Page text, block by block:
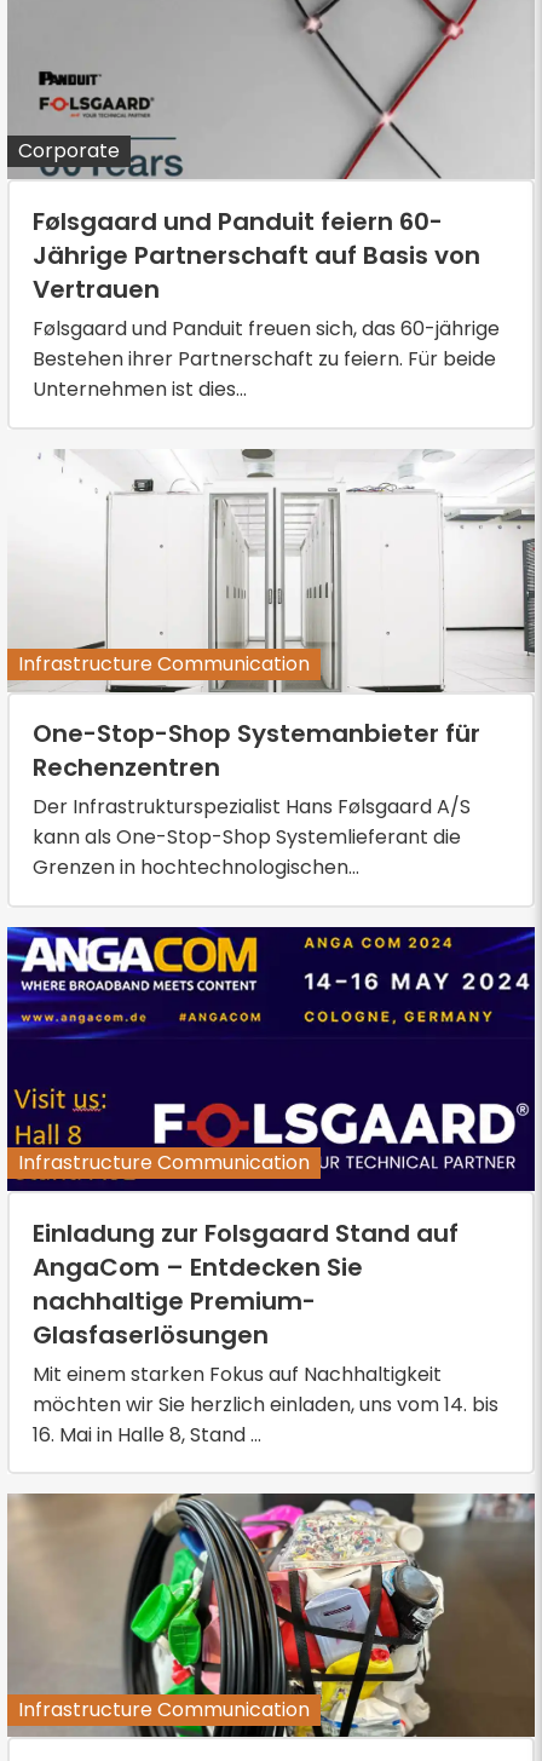
Corporate
Følsgaard und Panduit feiern 60-
Jährige Partnerschaft auf Basis von
Vertrauen
Følsgaard und Panduit freuen sich, das 60-jährige
Bestehen ihrer Partnerschaft zu feiern. Für beide
Unternehmen ist dies...
Infrastructure Communication
One-Stop-Shop Systemanbieter für
Rechenzentren
Der Infrastrukturspezialist Hans Følsgaard A/S
kann als One-Stop-Shop Systemlieferant die
Grenzen in hochtechnologischen...
Infrastructure Communication
Einladung zur Folsgaard Stand auf
AngaCom – Entdecken Sie
nachhaltige Premium-
Glasfaserlösungen
Mit einem starken Fokus auf Nachhaltigkeit
möchten wir Sie herzlich einladen, uns vom 14. bis
16. Mai in Halle 8, Stand ...
Infrastructure Communication